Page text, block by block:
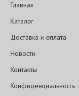
Главная
Каталог
Доставка и оплата
Новости
Контакты
Конфиденциальность